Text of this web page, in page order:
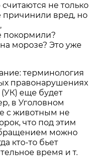
не только
причинили вред, но
покормили?
морозе? Это уже
терминология
правонарушениях
(УК) еще будет
в Уголовном
с животным не
что под этим
можно
кто-то бьет
время и т.